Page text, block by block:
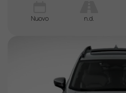
Nuovo n.d.